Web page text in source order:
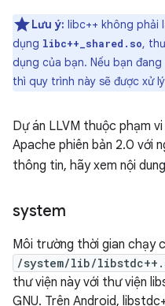
Lưu ý: libc++ không phải
dụng libc++_shared.so,
dụng của bạn. Nếu bạn
thì quy trình này sẽ được xử
Dự án LLVM thuộc phạm
Apache phiên bản 2.0 với
thông tin, hãy xem nội dung
system
Môi trường thời gian chạy
/system/lib/
thư viện này với thư viện
GNU. Trên Android,